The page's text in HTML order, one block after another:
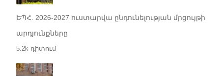
ԵՊՀ. 2026-2027 ուստարվա ընդունելության մրցույթի
արդյունքները
5.2k դիտում